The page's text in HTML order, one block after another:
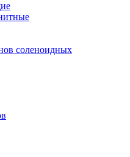
соленоидных